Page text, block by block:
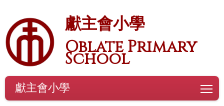
獻主會小學
Oblate Primary
School
獻主會小學